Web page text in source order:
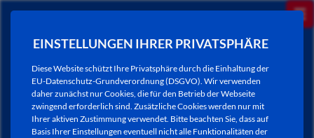
EINSTELLUNGEN IHRER PRIVATSPHÄRE
Diese Website schützt Ihre Privatsphäre durch die Einhaltung der
EU-Datenschutz-Grundverordnung (DSGVO). Wir verwenden
daher zunächst nur Cookies, die für den Betrieb der Webseite
zwingend erforderlich sind. Zusätzliche Cookies werden nur mit
Ihrer aktiven Zustimmung verwendet. Bitte beachten Sie, dass auf
Basis Ihrer Einstellungen eventuell nicht alle Funktionalitäten der